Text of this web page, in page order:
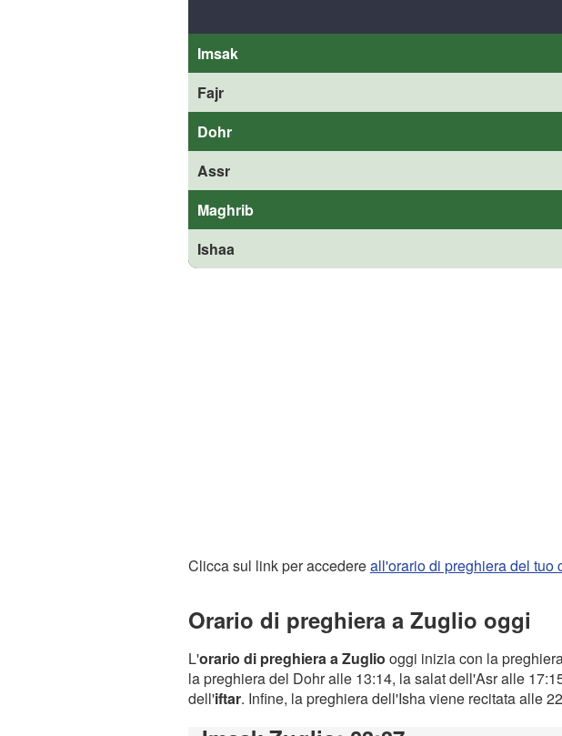
Imsak
Fajr
Dohr
Assr
Maghrib
Ishaa
Clicca sul link per accedereall'orario di preghiera del tuo
Orario di preghiera a Zuglio oggi
L'orario di preghiera a Zuglio oggi inizia con la
la preghiera del Dohr alle 13:14, la salat dell'Asr alle
dell'iftar. Infine, la preghiera dell'Isha viene recitata alle